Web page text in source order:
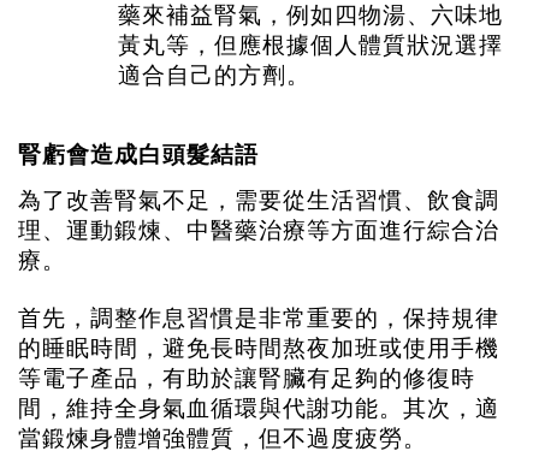
藥來補益腎氣，例如四物湯、六味地
黃丸等，但應根據個人體質狀況選擇
適合自己的方劑。
腎虧會造成白頭髮結語
為了改善腎氣不足，需要從生活習慣、飲食調
理、運動鍛煉、中醫藥治療等方面進行綜合治
療。
首先，調整作息習慣是非常重要的，保持規律
的睡眠時間，避免長時間熬夜加班或使用手機
等電子產品，有助於讓腎臟有足夠的修復時
間，維持全身氣血循環與代謝功能。其次，適
當鍛煉身體增強體質，但不過度疲勞。